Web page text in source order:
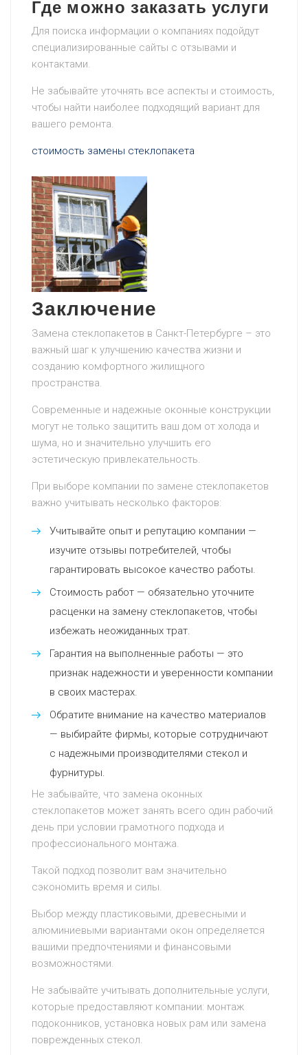
Где можно заказать услуги
Для поиска информации о компаниях подойдут
специализированные сайты с отзывами и
контактами.
Не забывайте уточнять все аспекты и стоимость,
чтобы найти наиболее подходящий вариант для
вашего ремонта.
стоимость замены стеклопакета
Заключение
Замена стеклопакетов в Санкт-Петербурге – это
важный шаг к улучшению качества жизни и
созданию комфортного жилищного
пространства.
Современные и надежные оконные конструкции
могут не только защитить ваш дом от холода и
шума, но и значительно улучшить его
эстетическую привлекательность.
При выборе компании по замене стеклопакетов
важно учитывать несколько факторов:
Учитывайте опыт и репутацию компании —
изучите отзывы потребителей, чтобы
гарантировать высокое качество работы.
Стоимость работ — обязательно уточните
расценки на замену стеклопакетов, чтобы
избежать неожиданных трат.
Гарантия на выполненные работы — это
признак надежности и уверенности компании
в своих мастерах.
Обратите внимание на качество материалов
— выбирайте фирмы, которые сотрудничают
с надежными производителями стекол и
фурнитуры.
Не забывайте, что замена оконных
стеклопакетов может занять всего один рабочий
день при условии грамотного подхода и
профессионального монтажа.
Такой подход позволит вам значительно
сэкономить время и силы.
Выбор между пластиковыми, древесными и
алюминиевыми вариантами окон определяется
вашими предпочтениями и финансовыми
возможностями.
Не забывайте учитывать дополнительные услуги,
которые предоставляют компании: монтаж
подоконников, установка новых рам или замена
поврежденных стекол.